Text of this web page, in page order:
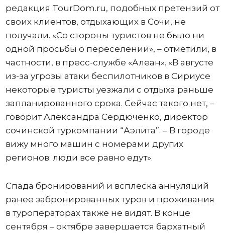
редакция TourDom.ru, подобных претензий от
своих клиентов, отдыхающих в Сочи, не
получали. «Со стороны туристов не было ни
одной просьбы о переселении», – отметили, в
частности, в пресс-службе «Алеан». «В августе
из-за угрозы атаки беспилотников в Сириусе
некоторые туристы уезжали с отдыха раньше
запланированного срока. Сейчас такого нет, –
говорит Александра Сердюченко, директор
сочинской туркомпании “Аэлита”. – В городе
вижу много машин с номерами других
регионов: люди все равно едут».
Спада бронирований и всплеска аннуляций
ранее забронированных туров и проживания
в туроператорах также не видят. В конце
сентября – октябре завершается бархатный